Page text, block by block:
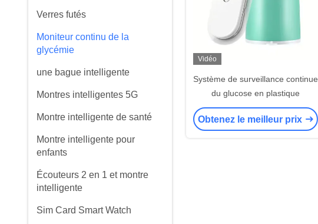
Verres futés
Moniteur continu de la
glycémie
une bague intelligente
Montres intelligentes 5G
Montre intelligente de santé
Montre intelligente pour
enfants
Écouteurs 2 en 1 et montre
intelligente
Sim Card Smart Watch
Vidéo
Système de surveillance continue
du glucose en plastique
Obtenez le meilleur prix